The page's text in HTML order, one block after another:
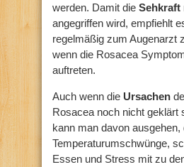
werden. Damit die Sehkraft
angegriffen wird, empfiehlt
regelmäßig zum Augenarzt
wenn die Rosacea
auftreten.
Auch wenn die Ursachen
Rosacea noch nicht geklärt
kann man davon ausgehen,
Temperaturumschwünge,
Essen und Stress mit zu